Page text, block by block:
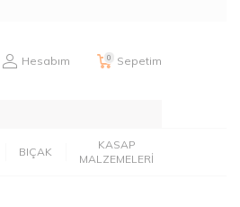
Hesabım 0 Sepetim
BIÇAK
KASAP
MALZEMELERİ